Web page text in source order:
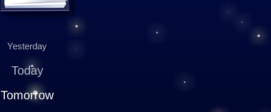
Yesterday
Today
Tomorrow